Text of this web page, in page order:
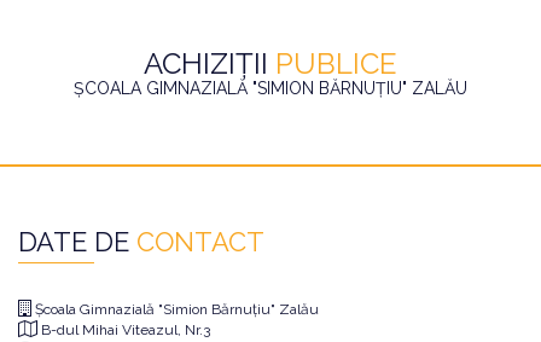
ACHIZIȚII PUBLICE
ȘCOALA GIMNAZIALĂ "SIMION BĂRNUȚIU" ZALĂU
DATE DE CONTACT
Școala Gimnazială "Simion Bărnuțiu" Zalău
B-dul Mihai Viteazul, Nr.3